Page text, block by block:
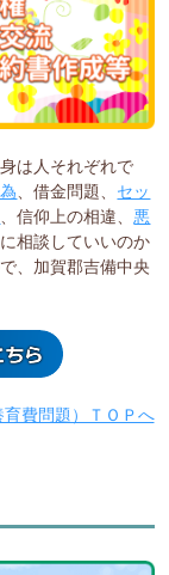
は人それぞれで
、借金問題、 セッ
、信仰上の相違、悪
相談していいのか
、加賀郡吉備中央
費問題）ＴＯＰへ